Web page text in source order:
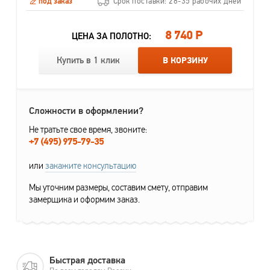
ЦЕНА ЗА ПОЛОТНО: 8 740 Р
Купить в 1 клик В КОРЗИНУ
Сложности в оформлении?
Не тратьте свое время, звоните:
+7 (495) 975-79-35
или закажите консультацию
Мы уточним размеры, составим смету, отправим
замерщика и оформим заказ.
Быстрая доставка